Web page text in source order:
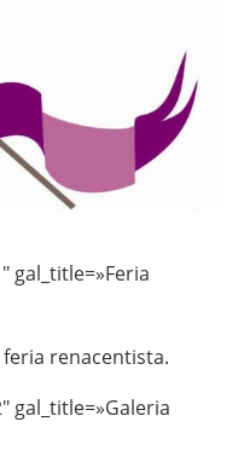
gal_title=»Feria
renacentista.
gal_title=»Galeria